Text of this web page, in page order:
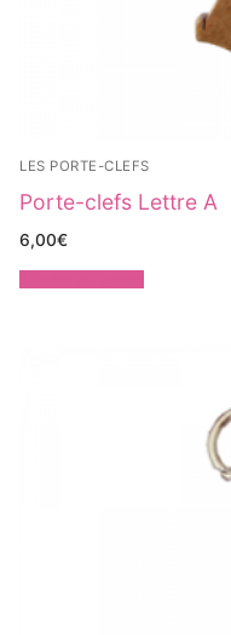
LES PORTE-CLEFS
Porte-clefs Lettre A
6,00€